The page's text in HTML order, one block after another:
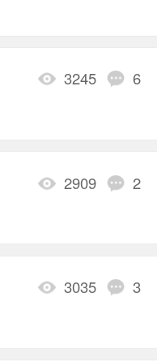
3245 6
2909 2
3035 3